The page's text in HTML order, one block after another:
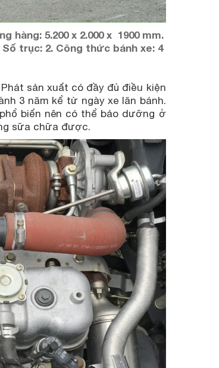
hàng: 5.200 x 2.000 x 1900 mm.
trục: 2. Công thức bánh xe: 4
sản xuất có đầy đủ điều kiện
3 năm kể từ ngày xe lăn bánh.
biến nên có thể bảo dưỡng ở
sữa chữa được.